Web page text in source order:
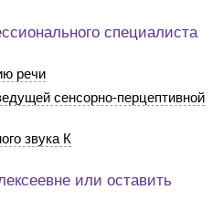
специалиста
речи
сенсорно-перцептивной
звука К
или оставить